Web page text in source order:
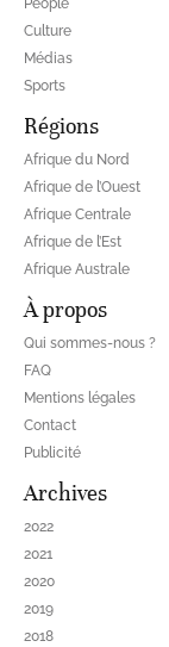
People
Culture
Médias
Sports
Régions
Afrique du Nord
Afrique de l’Ouest
Afrique Centrale
Afrique de l’Est
Afrique Australe
À propos
Qui sommes-nous ?
FAQ
Mentions légales
Contact
Publicité
Archives
2022
2021
2020
2019
2018